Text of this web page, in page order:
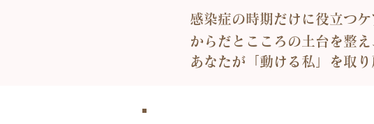
感染症の時期だけに役立つケ
からだとこころの土台を整え
あなたが「動ける私」を取